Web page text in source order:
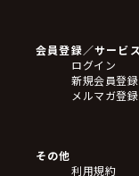
会員登録／サービス
ログイン
新規会員登録
メルマガ登録
その他
利用規約